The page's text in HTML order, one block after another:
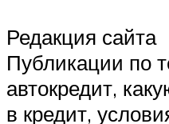
Редакция сайта
Публикации по
автокредит,
в кредит,